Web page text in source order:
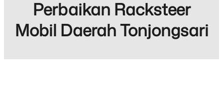
Perbaikan Racksteer
Mobil Daerah Tonjongsari